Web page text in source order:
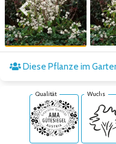
Zum vorigen Bild
Diese Pflanze im
Qualität Wuchs